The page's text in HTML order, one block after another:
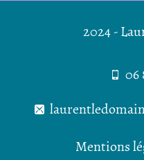
2024 -
06
Mentions